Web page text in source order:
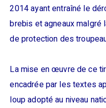
2014 ayant entraîné le
brebis et agneaux
de protection des
La mise en œuvre de ce
encadrée par les textes
loup adopté au niveau